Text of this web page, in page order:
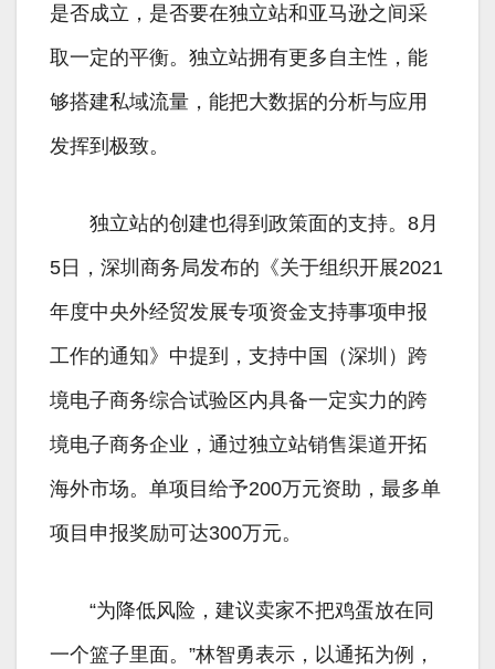
是否成立，是否要在独立站和亚马逊之间采
取一定的平衡。独立站拥有更多自主性，能
够搭建私域流量，能把大数据的分析与应用
发挥到极致。
独立站的创建也得到政策面的支持。8月
5日，深圳商务局发布的《关于组织开展2021
年度中央外经贸发展专项资金支持事项申报
工作的通知》中提到，支持中国（深圳）跨
境电子商务综合试验区内具备一定实力的跨
境电子商务企业，通过独立站销售渠道开拓
海外市场。单项目给予200万元资助，最多单
项目申报奖励可达300万元。
“为降低风险，建议卖家不把鸡蛋放在同
一个篮子里面。”林智勇表示，以通拓为例，